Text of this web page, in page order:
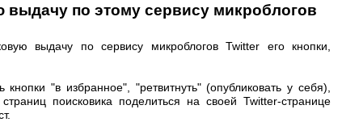
по этому сервису микроблогов
выдачу по сервису микроблогов Twitter его кнопки,
"в избранное", "ретвитнуть" (опубликовать у себя),
поисковика поделиться на своей Twitter-странице